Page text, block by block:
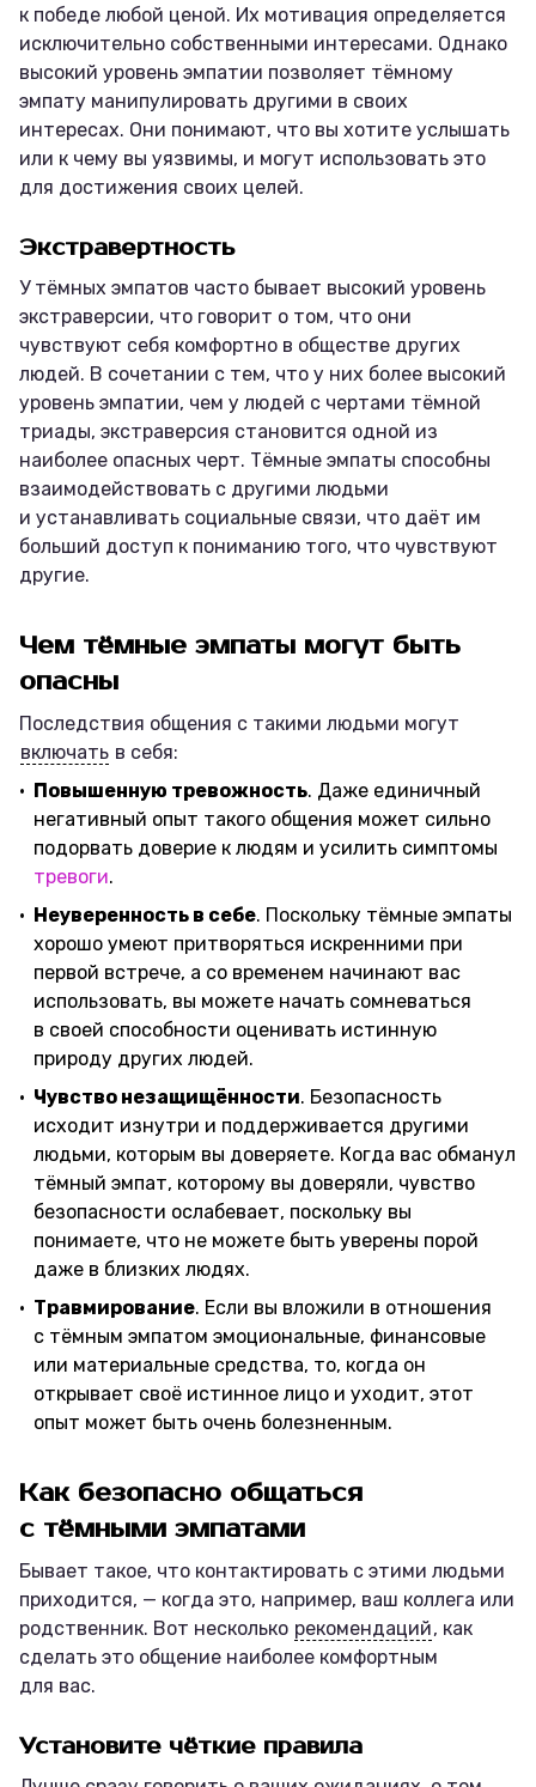
к победе любой ценой. Их мотивация определяется
исключительно собственными интересами. Однако
высокий уровень эмпатии позволяет тёмному
эмпату манипулировать другими в своих
интересах. Они понимают, что вы хотите услышать
или к чему вы уязвимы, и могут использовать это
для достижения своих целей.
Экстравертность
У тёмных эмпатов часто бывает высокий уровень
экстраверсии, что говорит о том, что они
чувствуют себя комфортно в обществе других
людей. В сочетании с тем, что у них более высокий
уровень эмпатии, чем у людей с чертами тёмной
триады, экстраверсия становится одной из
наиболее опасных черт. Тёмные эмпаты способны
взаимодействовать с другими людьми
и устанавливать социальные связи, что даёт им
больший доступ к пониманию того, что чувствуют
другие.
Чем тёмные эмпаты могут быть
опасны
Последствия общения с такими людьми могут
включать в себя:
Повышенную тревожность. Даже единичный
негативный опыт такого общения может сильно
подорвать доверие к людям и усилить симптомы
тревоги.
Неуверенность в себе. Поскольку тёмные эмпаты
хорошо умеют притворяться искренними при
первой встрече, а со временем начинают вас
использовать, вы можете начать сомневаться
в своей способности оценивать истинную
природу других людей.
Чувство незащищённости. Безопасность
исходит изнутри и поддерживается другими
людьми, которым вы доверяете. Когда вас обманул
тёмный эмпат, которому вы доверяли, чувство
безопасности ослабевает, поскольку вы
понимаете, что не можете быть уверены порой
даже в близких людях.
Травмирование. Если вы вложили в отношения
с тёмным эмпатом эмоциональные, финансовые
или материальные средства, то, когда он
открывает своё истинное лицо и уходит, этот
опыт может быть очень болезненным.
Как безопасно общаться
с тёмными эмпатами
Бывает такое, что контактировать с этими людьми
приходится, — когда это, например, ваш коллега или
родственник. Вот несколько рекомендаций, как
сделать это общение наиболее комфортным
для вас.
Установите чёткие правила